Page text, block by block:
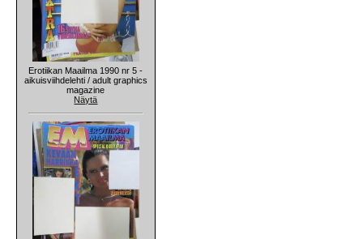
Erotiikan Maailma 1990 nr 5 -
aikuisviihdelehti / adult graphics
magazine
Näytä